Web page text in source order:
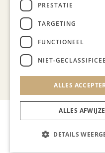
Bekijk alle artikelen
PRESTATIE
TARGETING
FUNCTIONEEL
NIET-
ALLES
ALLES
DETAILS